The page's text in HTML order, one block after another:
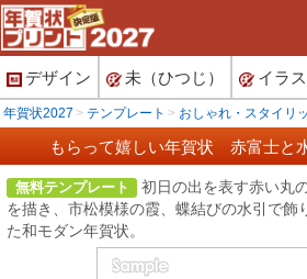
デザイン 未（ひつじ） イラ
年賀状2027 テンプレート おしゃれ・スタイリ
もらって嬉しい年賀状 赤富士と
無料テンプレート
初日の出を表す赤い丸
を描き、市松模様の霞、蝶結びの水引で飾
た和モダン年賀状。